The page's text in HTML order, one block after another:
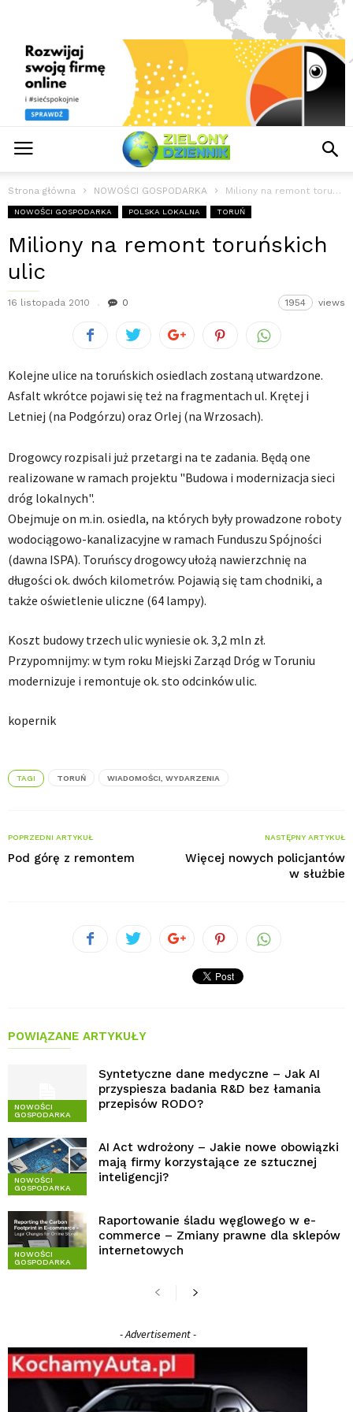
Strona główna NOWOŚCI GOSPODARKA Miliony na remont toruńskich ulic
NOWOŚCI GOSPODARKA POLSKA LOKALNA TORUŃ
Miliony na remont toruńskich
ulic
16 listopada 2010 0 1954 views
Kolejne ulice na toruńskich osiedlach zostaną utwardzone.
Asfalt wkrótce pojawi się też na fragmentach ul. Krętej i
Letniej (na Podgórzu) oraz Orlej (na Wrzosach).
Drogowcy rozpisali już przetargi na te zadania. Będą one
realizowane w ramach projektu "Budowa i modernizacja sieci
dróg lokalnych".
Obejmuje on m.in. osiedla, na których były prowadzone roboty
wodociągowo-kanalizacyjne w ramach Funduszu Spójności
(dawna ISPA). Toruńscy drogowcy ułożą nawierzchnię na
długości ok. dwóch kilometrów. Pojawią się tam chodniki, a
także oświetlenie uliczne (64 lampy).
Koszt budowy trzech ulic wyniesie ok. 3,2 mln zł.
Przypomnijmy: w tym roku Miejski Zarząd Dróg w Toruniu
modernizuje i remontuje ok. sto odcinków ulic.
kopernik
TAGI TORUŃ WIADOMOŚCI, WYDARZENIA
POPRZEDNI ARTYKUŁ
Pod górę z remontem
NASTĘPNY ARTYKUŁ
Więcej nowych policjantów
w służbie
POWIĄZANE ARTYKUŁY
NOWOŚCI
GOSPODARKA
Syntetyczne dane medyczne – Jak AI
przyspiesza badania R&D bez łamania
przepisów RODO?
NOWOŚCI
GOSPODARKA
AI Act wdrożony – Jakie nowe obowiązki
mają firmy korzystające ze sztucznej
inteligencji?
NOWOŚCI
GOSPODARKA
Raportowanie śladu węglowego w e-
commerce – Zmiany prawne dla sklepów
internetowych
- Advertisement -